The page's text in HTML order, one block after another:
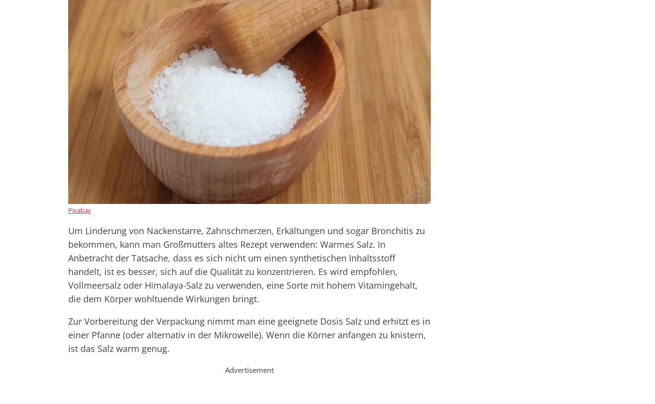
Pixabay
Um Linderung von Nackenstarre, Zahnschmerzen, Erkältungen und sogar Bronchitis zu
bekommen, kann man Großmutters altes Rezept verwenden: Warmes Salz. In
Anbetracht der Tatsache, dass es sich nicht um einen synthetischen Inhaltsstoff
handelt, ist es besser, sich auf die Qualität zu konzentrieren. Es wird empfohlen,
Vollmeersalz oder Himalaya-Salz zu verwenden, eine Sorte mit hohem Vitamingehalt,
die dem Körper wohltuende Wirkungen bringt.
Zur Vorbereitung der Verpackung nimmt man eine geeignete Dosis Salz und erhitzt es in
einer Pfanne (oder alternativ in der Mikrowelle). Wenn die Körner anfangen zu knistern,
ist das Salz warm genug.
Advertisement